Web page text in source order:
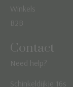
Winkels
B2B
Contact
Need help?
Schinkeldijkje 16s